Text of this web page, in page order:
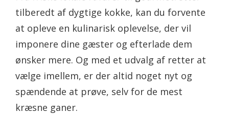
tilberedt af dygtige kokke, kan du forvente
at opleve en kulinarisk oplevelse, der vil
imponere dine gæster og efterlade dem
ønsker mere. Og med et udvalg af retter at
vælge imellem, er der altid noget nyt og
spændende at prøve, selv for de mest
kræsne ganer.